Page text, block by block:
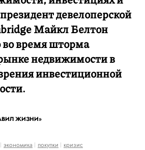
девелоперской
Майкл Белтон
во время шторма
недвижимости в
инвестиционной
ЖИЗНИ»
экономика покупки кризис